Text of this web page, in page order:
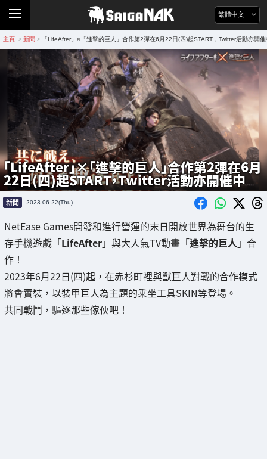
繁體中文
主頁 > 新聞 > 「LifeAfter」×「進擊的巨人」合作第2彈在6月22日(四)起START，Twitter活動亦開催
「LifeAfter」×「進擊的巨人」合作第2彈在6月
22日(四)起START，Twitter活動亦開催中
新聞 2023.06.22(Thu)
NetEase Games開發和進行營運的末日開放世界為舞台的生
存手機遊戲「LifeAfter」與大人氣TV動畫「進擊的巨人 」合
作！
2023年6月22日(四)起，在赤杉町裡與獸巨人對戰的合作模式
將會實裝，以裝甲巨人為主題的乘坐工具SKIN等登場。
共同戰鬥，驅逐那些傢伙吧！